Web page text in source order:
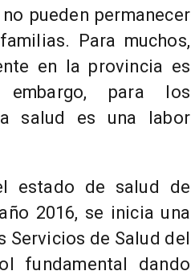
pueden permanecer
Para muchos,
en la provincia es
embargo, para los
salud es una labor
estado de salud de
2016, se inicia una
Servicios de Salud del
fundamental dando